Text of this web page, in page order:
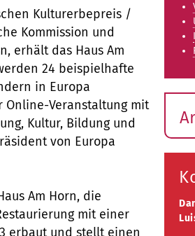
Kulturerbepreis /
Kommission und
erhält das Haus Am
24 beispielhafte
in Europa
Online-Veranstaltung mit
Kultur, Bildung und
von Europa
Am Horn, die
mit einer
erbaut und stellt einen